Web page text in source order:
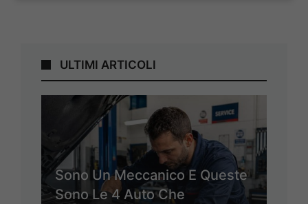
ULTIMI ARTICOLI
Sono Un Meccanico E Queste
Sono Le 4 Auto Che